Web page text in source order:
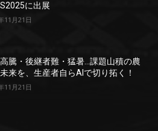
に出展
11月21日
騰・後継者難・猛暑…課題山積の農
来を、生産者自らAIで切り拓く！
11月21日